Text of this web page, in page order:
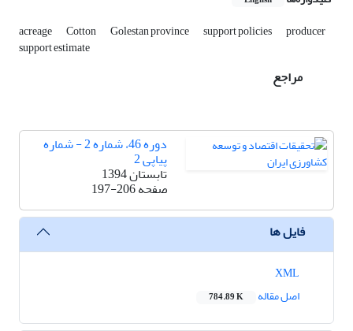
acreage Cotton Golestan province support policies producer
support estimate
مراجع
دوره 46، شماره 2 - شماره
پیاپی 2
تابستان 1394
صفحه197-206
فایل ها
اصل مقاله
784.89 K